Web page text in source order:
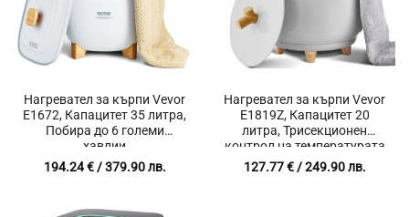
Нагревател за кърпи Vevor
E1672, Капацитет 35 литра,
Побира до 6 големи
хавлии
194.24€/ 379.90 лв.
Нагревател за кърпи Vevor
E1819Z, Капацитет 20
литра, Трисекционен
контрол на температурата
127.77€/ 249.90 лв.